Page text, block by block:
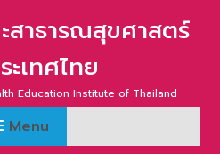
ะจำปี สภาคณบดี
ารณสุขศาสตร์แห่ง
ทย ครั้งที่ 1/2566
มสามัญประจำปี
คณะสาธารณสุข
าธารณสุขศาสตร์
เทศไทย
Education Institute of Thailand
Menu